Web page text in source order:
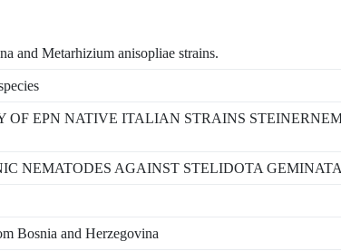
and Metarhizium anisopliae strains.
OF EPN NATIVE ITALIAN STRAINS
NEMATODES AGAINST STELIDOTA
Bosnia and Herzegovina